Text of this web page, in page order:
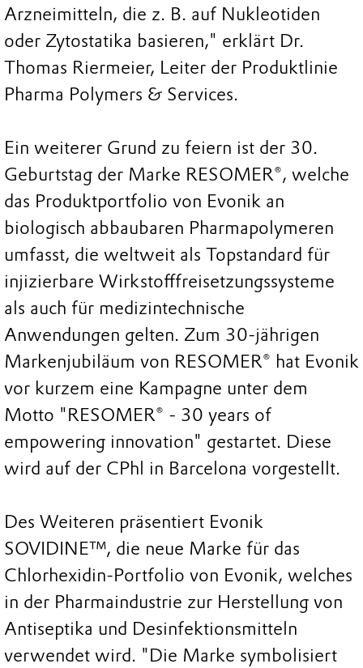
Arzneimitteln, die z. B. auf Nukleotiden
oder Zytostatika basieren," erklärt Dr.
Thomas Riermeier, Leiter der Produktlinie
Pharma Polymers & Services.
Ein weiterer Grund zu feiern ist der 30.
Geburtstag der Marke RESOMER®, welche
das Produktportfolio von Evonik an
biologisch abbaubaren Pharmapolymeren
umfasst, die weltweit als Topstandard für
injizierbare Wirkstofffreisetzungssysteme
als auch für medizintechnische
Anwendungen gelten. Zum 30-jährigen
Markenjubiläum von RESOMER® hat Evonik
vor kurzem eine Kampagne unter dem
Motto "RESOMER® - 30 years of
empowering innovation" gestartet. Diese
wird auf der CPhl in Barcelona vorgestellt.
Des Weiteren präsentiert Evonik
SOVIDINE™, die neue Marke für das
Chlorhexidin-Portfolio von Evonik, welches
in der Pharmaindustrie zur Herstellung von
Antiseptika und Desinfektionsmitteln
verwendet wird. "Die Marke symbolisiert